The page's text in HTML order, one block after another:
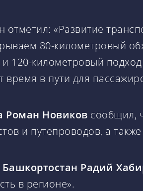
отметил: «Развитие
80-километровый
120-километровый
время в пути для
Роман Новиков сообщил,
и путепроводов, а
Радий
в регионе».